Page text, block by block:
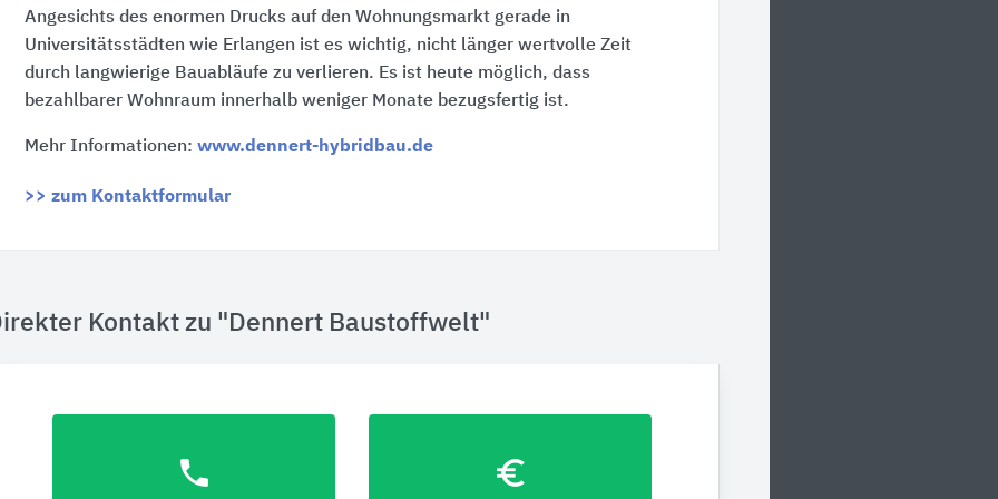
Angesichts des enormen Drucks auf den Wohnungsmarkt gerade in
Universitätsstädten wie Erlangen ist es wichtig, nicht länger wertvolle Zeit
durch langwierige Bauabläufe zu verlieren. Es ist heute möglich, dass
bezahlbarer Wohnraum innerhalb weniger Monate bezugsfertig ist.
Mehr Informationen: www.dennert-hybridbau.de
>> zum Kontaktformular
Kontakt zu "Dennert Baustoffwelt"
phone euro_symbol